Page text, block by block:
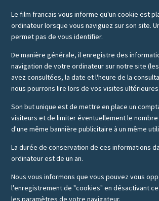
Le film francais vous informe qu'un cookie est
ordinateur lorsque vous naviguez sur son site.
permet pas de vous identifier.
De manière générale, il enregistre des
navigation de votre ordinateur sur notre site
avez consultées, la date et l'heure de la
nous pourrons lire lors de vos visites ultérieures.
Son but unique est de mettre en place un
visiteurs et de limiter éventuellement le
d'une même bannière publicitaire à un même
La durée de conservation de ces informations
ordinateur est de un an.
Nous vous informons que vous pouvez vous
l'enregistrement de "cookies" en désactivant
les paramètres de votre navigateur.